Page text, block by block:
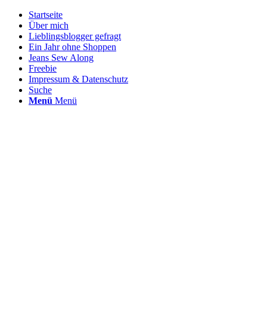
Startseite
Über mich
Lieblingsblogger gefragt
Ein Jahr ohne Shoppen
Jeans Sew Along
Freebie
Impressum & Datenschutz
Suche
Menü Menü